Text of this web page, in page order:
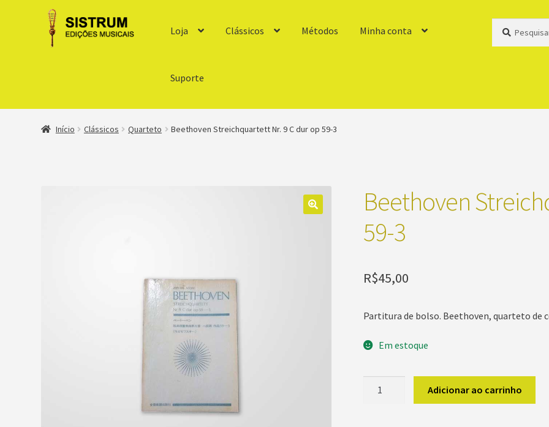
Loja Clássicos Métodos Minha conta
Suporte
Pesquisar
Início Clássicos Quarteto Beethoven Streichquartett Nr. 9 C dur op 59-3
Beethoven
59-3
R$45,00
Partitura de bolso. Beethoven, quarteto de
Em estoque
Adicionar ao carrinho